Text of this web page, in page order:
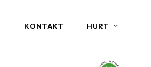
KONTAKT HURT